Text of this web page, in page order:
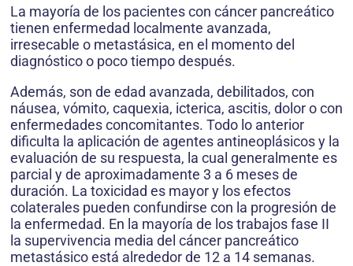
La mayoría de los pacientes con cáncer pancreático
tienen enfermedad localmente avanzada,
irresecable o metastásica, en el momento del
diagnóstico o poco tiempo después.
Además, son de edad avanzada, debilitados, con
náusea, vómito, caquexia, icterica, ascitis, dolor o con
enfermedades concomitantes. Todo lo anterior
dificulta la aplicación de agentes antineoplásicos y la
evaluación de su respuesta, la cual generalmente es
parcial y de aproximadamente 3 a 6 meses de
duración. La toxicidad es mayor y los efectos
colaterales pueden confundirse con la progresión de
la enfermedad. En la mayoría de los trabajos fase II
la supervivencia media del cáncer pancreático
metastásico está alrededor de 12 a 14 semanas.